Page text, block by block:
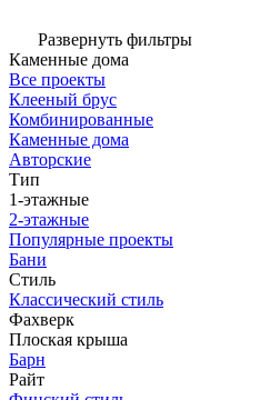
Развернуть фильтры
Каменные дома
Все проекты
Клееный брус
Комбинированные
Каменные дома
Авторские
Тип
1-этажные
2-этажные
Популярные проекты
Бани
Стиль
Классический стиль
Фахверк
Плоская крыша
Барн
Райт